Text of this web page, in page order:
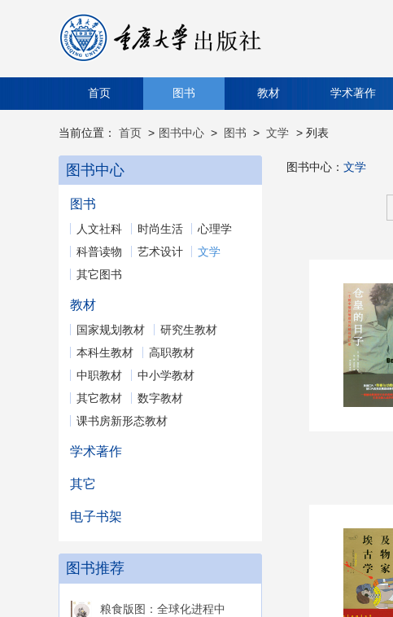
首页 图书 教材 学术著作
当前位置： 首页 > 图书中心 > 图书 > 文学 > 列表
图书中心
图书
人文社科 时尚生活
心理学
科普读物
艺术设计
文学
其它图书
教材
国家规划教材
研究生教材
本科生教材
高职教材
中职教材
中小学教材
其它教材
数字教材
课书房新形态教材
学术著作
其它
电子书架
图书推荐
粮食版图：全球化进程中
图书中心： 文学